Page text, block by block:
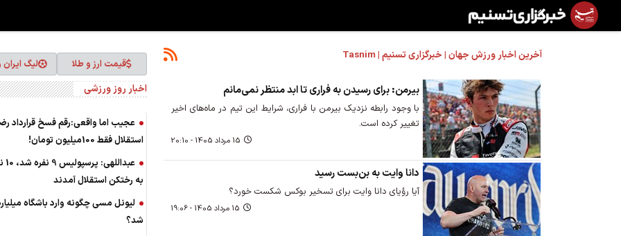
آخرین اخبار ورزش جهان | خبرگزاری تسنیم | Tasnim
بیرمن: برای رسیدن به فراری تا ابد منتظر نمی‌مانم
با وجود رابطه نزدیک بیرمن با فراری، شرایط این تیم در ماه‌های اخیر
تغییر کرده است.
15 مرداد 1405 - 20:10
دانا وایت به بن‌بست رسید
آیا رؤیای دانا وایت برای تسخیر بوکس شکست خورد؟
15 مرداد 1405 - 19:06
قیمت ارز و طلا لیگ
اخبار روز ورزشی
عجیب اما واقعی:رقم فسخ قرارداد
استقلال فقط 100میلیون تومان!
به رختکن استقلال آمدند
لیونل مسی چگونه وارد باشگاه
شد؟